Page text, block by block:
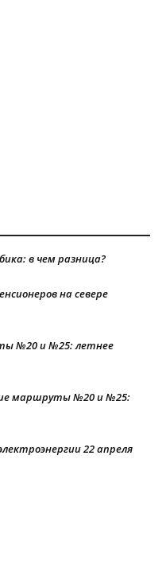
в чем разница?
на севере
№20 и №25: летнее
маршруты №20 и №25:
22 апреля